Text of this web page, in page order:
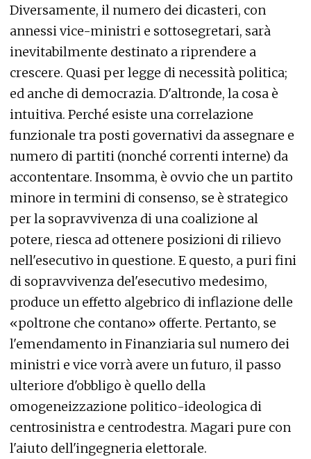
Diversamente, il numero dei dicasteri, con
annessi vice-ministri e sottosegretari, sarà
inevitabilmente destinato a riprendere a
crescere. Quasi per legge di necessità politica;
ed anche di democrazia. D'altronde, la cosa è
intuitiva. Perché esiste una correlazione
funzionale tra posti governativi da assegnare e
numero di partiti (nonché correnti interne) da
accontentare. Insomma, è ovvio che un partito
minore in termini di consenso, se è strategico
per la sopravvivenza di una coalizione al
potere, riesca ad ottenere posizioni di rilievo
nell'esecutivo in questione. E questo, a puri fini
di sopravvivenza del'esecutivo medesimo,
produce un effetto algebrico di inflazione delle
«poltrone che contano» offerte. Pertanto, se
l'emendamento in Finanziaria sul numero dei
ministri e vice vorrà avere un futuro, il passo
ulteriore d'obbligo è quello della
omogeneizzazione politico-ideologica di
centrosinistra e centrodestra. Magari pure con
l'aiuto dell'ingegneria elettorale.